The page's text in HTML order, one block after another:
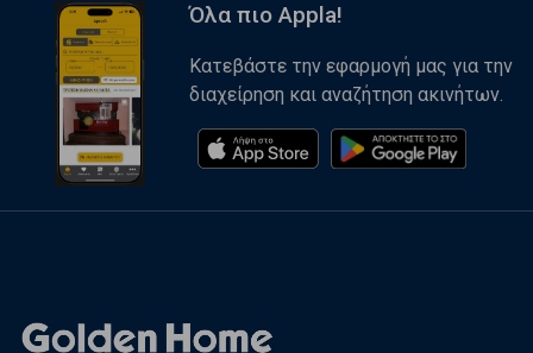
Όλα πιο Appla!
Κατεβάστε την εφαρμογή μας για την
διαχείρηση και αναζήτηση ακινήτων.